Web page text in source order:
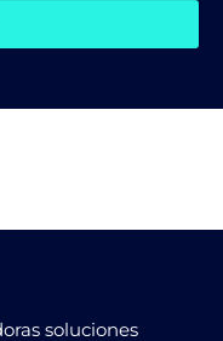
soluciones